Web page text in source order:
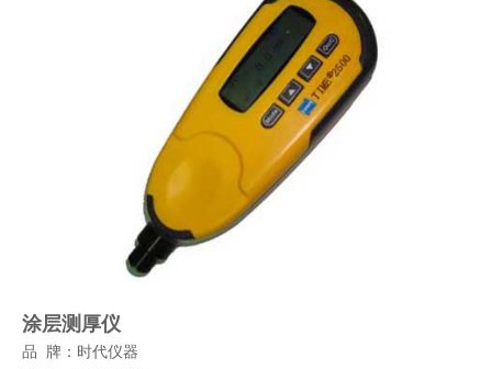
区-乌鲁木齐开发区-石河子开发区-昆山--湛江-萧山-北京时代官网辽宁-淄博-宁夏-绵
阳-云南-朝阳-陕西-邯郸-邢台-保定-张家口-承德-廊坊-呼和浩特-包头-鞍山-大庆-锦州-
铁岭-盘锦-青海-北海-唐山-吉林-苏州-昆山-无锡-青岛开发区-时代仪器正品郑州开发
区-武汉开发区-长沙开发区-萝岗区开发区-广州南沙开发区-惠州大亚湾开发区-湛江开
发区-南宁开发区-重庆开发区-成都开发区-贵阳开发区-昆明开发区-拉萨开发区-镇江-
使用说明书常州-连云港-淮安-淮阴-盐城-扬州-徐州-宜兴-江阴-里氏硬度计北京-上海-
浙江-广东-河南-杭州-郑州-广州-深圳-佛山-惠州-厦门-汕头-台湾-香港-天津北京时代
仪器销售平台-西安-宝鸡-杭州-温州-常州-无锡-苏州-操作视频南京-镇江-扬州-南通-合
肥-徐州-常熟-石家庄-太原-呼和浩特-沈阳-长春-哈尔滨-南京-合肥-福州-南昌-济南-郑
州-武汉-长沙-广州-南宁-海口-成都-贵阳-昆明-拉萨-西安-兰州-西宁-售后维修银川-乌
鲁木齐-杭州-沈阳-长春-哈尔滨-济南-武汉-广州-南宁-成都-西安-大连-宁波-厦门-南通-
扬州-昆山开发区-南京开发区-粗糙度仪杭州开发区-萧山开发区-温州开发区-宁波开发
区-芜湖开发区-合肥开发区-福州开发区-福清融侨开发区-东山开发区-南昌开发区-北
京时代官方授权总代威海开发区-烟台开发区-超声波探伤仪培训金桥出口加工区-苏州
涂层测厚仪
品 牌：时代仪器